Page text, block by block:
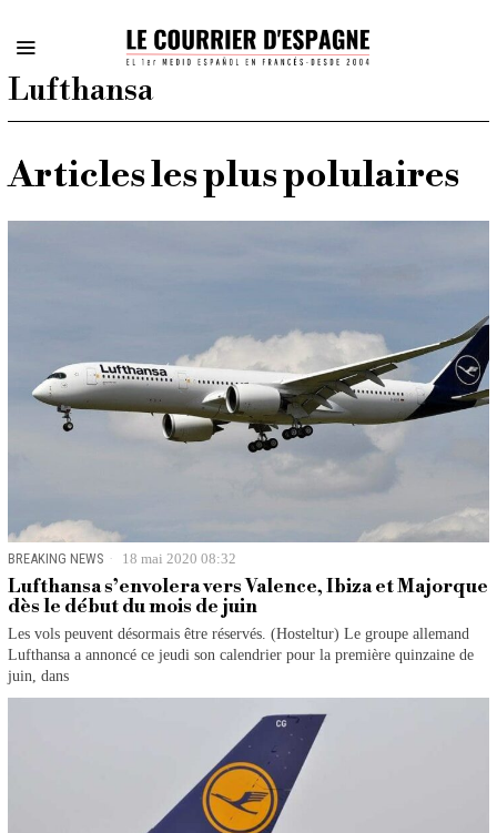
Lufthansa
Articles les plus polulaires
BREAKING NEWS 18 mai 2020 08:32
Lufthansa s’envolera vers Valence, Ibiza et Majorque
dès le début du mois de juin
Les vols peuvent désormais être réservés. (Hosteltur) Le groupe allemand
Lufthansa a annoncé ce jeudi son calendrier pour la première quinzaine de
juin, dans